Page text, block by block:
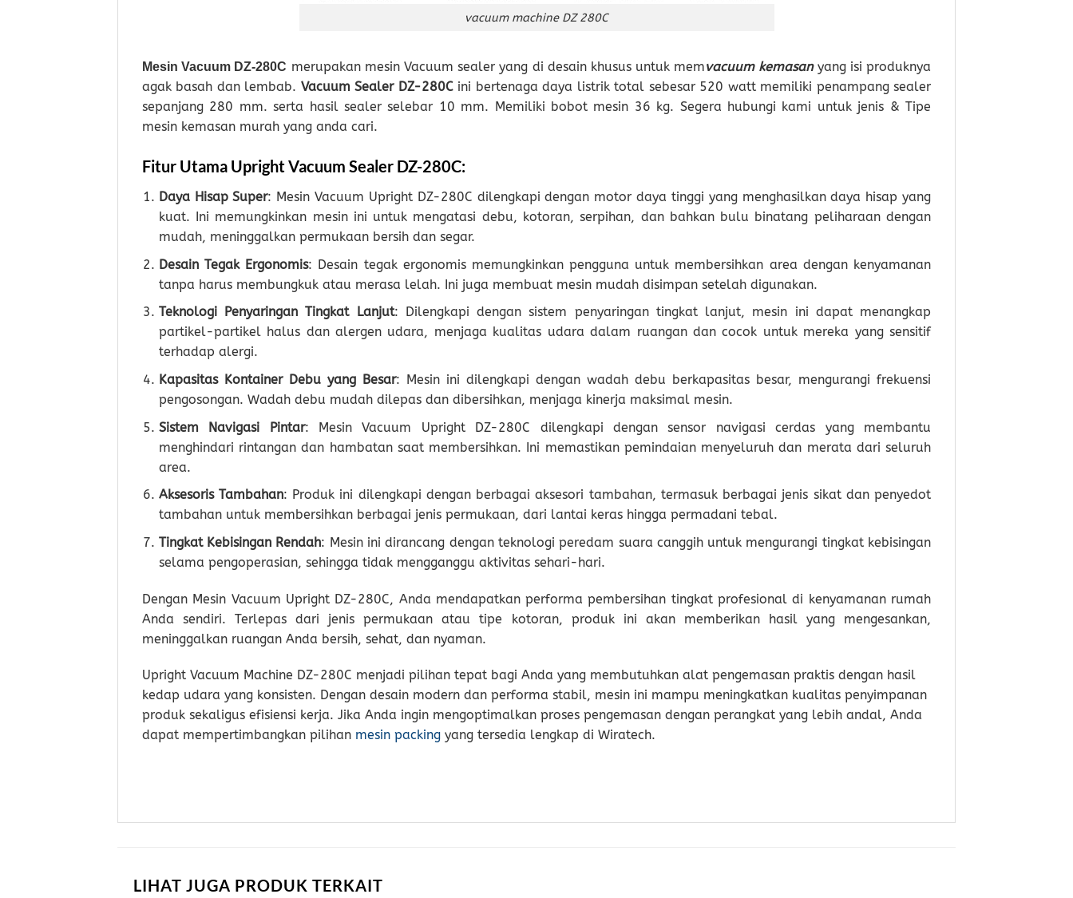
vacuum machine DZ 280C
Mesin Vacuum DZ-280C merupakan mesin Vacuum sealer yang di desain khusus untuk memvacuum kemasanyang isi produknya
agak basah dan lembab. Vacuum Sealer DZ-280Cini bertenaga daya listrik total sebesar 520 watt memiliki penampang sealer
sepanjang 280 mm. serta hasil sealer selebar 10 mm. Memiliki bobot mesin 36 kg. Segera hubungi kami untuk jenis & Tipe
mesin kemasan murah yang anda cari.
Fitur Utama Upright Vacuum Sealer DZ-280C:
Daya Hisap Super: Mesin Vacuum Upright DZ-280C dilengkapi dengan motor daya tinggi yang menghasilkan daya hisap yang
kuat. Ini memungkinkan mesin ini untuk mengatasi debu, kotoran, serpihan, dan bahkan bulu binatang peliharaan dengan
mudah, meninggalkan permukaan bersih dan segar.
Desain Tegak Ergonomis: Desain tegak ergonomis memungkinkan pengguna untuk membersihkan area dengan kenyamanan
tanpa harus membungkuk atau merasa lelah. Ini juga membuat mesin mudah disimpan setelah digunakan.
Teknologi Penyaringan Tingkat Lanjut: Dilengkapi dengan sistem penyaringan tingkat lanjut, mesin ini dapat menangkap
partikel-partikel halus dan alergen udara, menjaga kualitas udara dalam ruangan dan cocok untuk mereka yang sensitif
terhadap alergi.
Kapasitas Kontainer Debu yang Besar: Mesin ini dilengkapi dengan wadah debu berkapasitas besar, mengurangi frekuensi
pengosongan. Wadah debu mudah dilepas dan dibersihkan, menjaga kinerja maksimal mesin.
Sistem Navigasi Pintar: Mesin Vacuum Upright DZ-280C dilengkapi dengan sensor navigasi cerdas yang membantu
menghindari rintangan dan hambatan saat membersihkan. Ini memastikan pemindaian menyeluruh dan merata dari seluruh
area.
Aksesoris Tambahan: Produk ini dilengkapi dengan berbagai aksesori tambahan, termasuk berbagai jenis sikat dan penyedot
tambahan untuk membersihkan berbagai jenis permukaan, dari lantai keras hingga permadani tebal.
Tingkat Kebisingan Rendah: Mesin ini dirancang dengan teknologi peredam suara canggih untuk mengurangi tingkat kebisingan
selama pengoperasian, sehingga tidak mengganggu aktivitas sehari-hari.
Dengan Mesin Vacuum Upright DZ-280C, Anda mendapatkan performa pembersihan tingkat profesional di kenyamanan rumah
Anda sendiri. Terlepas dari jenis permukaan atau tipe kotoran, produk ini akan memberikan hasil yang mengesankan,
meninggalkan ruangan Anda bersih, sehat, dan nyaman.
Upright Vacuum Machine DZ-280C menjadi pilihan tepat bagi Anda yang membutuhkan alat pengemasan praktis dengan hasil
kedap udara yang konsisten. Dengan desain modern dan performa stabil, mesin ini mampu meningkatkan kualitas penyimpanan
produk sekaligus efisiensi kerja. Jika Anda ingin mengoptimalkan proses pengemasan dengan perangkat yang lebih andal, Anda
dapat mempertimbangkan pilihan mesin packing yang tersedia lengkap di Wiratech.
LIHAT JUGA PRODUK TERKAIT